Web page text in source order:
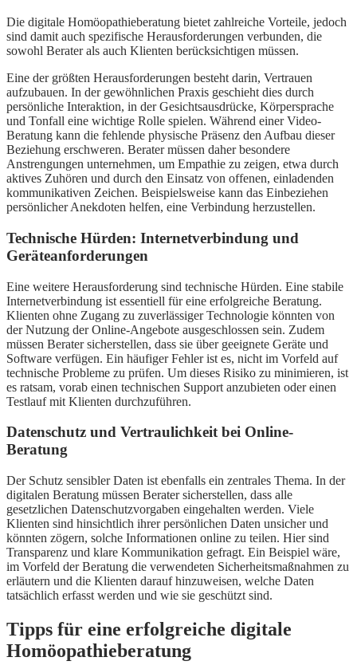
Die digitale Homöopathieberatung bietet zahlreiche Vorteile, jedoch
sind damit auch spezifische Herausforderungen verbunden, die
sowohl Berater als auch Klienten berücksichtigen müssen.
Eine der größten Herausforderungen besteht darin, Vertrauen
aufzubauen. In der gewöhnlichen Praxis geschieht dies durch
persönliche Interaktion, in der Gesichtsausdrücke, Körpersprache
und Tonfall eine wichtige Rolle spielen. Während einer Video-
Beratung kann die fehlende physische Präsenz den Aufbau dieser
Beziehung erschweren. Berater müssen daher besondere
Anstrengungen unternehmen, um Empathie zu zeigen, etwa durch
aktives Zuhören und durch den Einsatz von offenen, einladenden
kommunikativen Zeichen. Beispielsweise kann das Einbeziehen
persönlicher Anekdoten helfen, eine Verbindung herzustellen.
Technische Hürden: Internetverbindung und
Geräteanforderungen
Eine weitere Herausforderung sind technische Hürden. Eine stabile
Internetverbindung ist essentiell für eine erfolgreiche Beratung.
Klienten ohne Zugang zu zuverlässiger Technologie könnten von
der Nutzung der Online-Angebote ausgeschlossen sein. Zudem
müssen Berater sicherstellen, dass sie über geeignete Geräte und
Software verfügen. Ein häufiger Fehler ist es, nicht im Vorfeld auf
technische Probleme zu prüfen. Um dieses Risiko zu minimieren, ist
es ratsam, vorab einen technischen Support anzubieten oder einen
Testlauf mit Klienten durchzuführen.
Datenschutz und Vertraulichkeit bei Online-
Beratung
Der Schutz sensibler Daten ist ebenfalls ein zentrales Thema. In der
digitalen Beratung müssen Berater sicherstellen, dass alle
gesetzlichen Datenschutzvorgaben eingehalten werden. Viele
Klienten sind hinsichtlich ihrer persönlichen Daten unsicher und
könnten zögern, solche Informationen online zu teilen. Hier sind
Transparenz und klare Kommunikation gefragt. Ein Beispiel wäre,
im Vorfeld der Beratung die verwendeten Sicherheitsmaßnahmen zu
erläutern und die Klienten darauf hinzuweisen, welche Daten
tatsächlich erfasst werden und wie sie geschützt sind.
Tipps für eine erfolgreiche digitale
Homöopathieberatung